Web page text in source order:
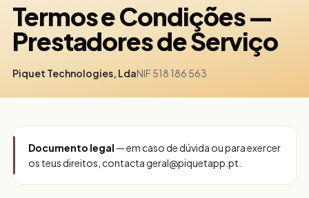
Termos e Condições —
Prestadores de Serviço
Piquet Technologies, LdaNIF 518 186 563
Documento legal — em caso de dúvida ou para exercer
os teus direitos, contactageral@piquetapp.pt